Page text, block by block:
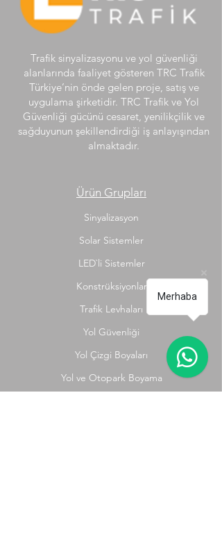
Trafik sinyalizasyonu ve yol güvenliği
alanlarında faaliyet gösteren TRC Trafik
Türkiye’nin önde gelen proje, satış ve
uygulama şirketidir. TRC Trafik ve Yol
Güvenliği gücünü cesaret, yenilikçilik ve
sağduyunun şekillendirdiği iş anlayışından
almaktadır.
Ürün Grupları
Sinyalizasyon
Solar Sistemler
LED`li Sistemler
Konstrüksiyonlar
Trafik Levhaları
Yol Güvenliği
Yol Çizgi Boyaları
Yol ve Otopark Boyama
Merhaba